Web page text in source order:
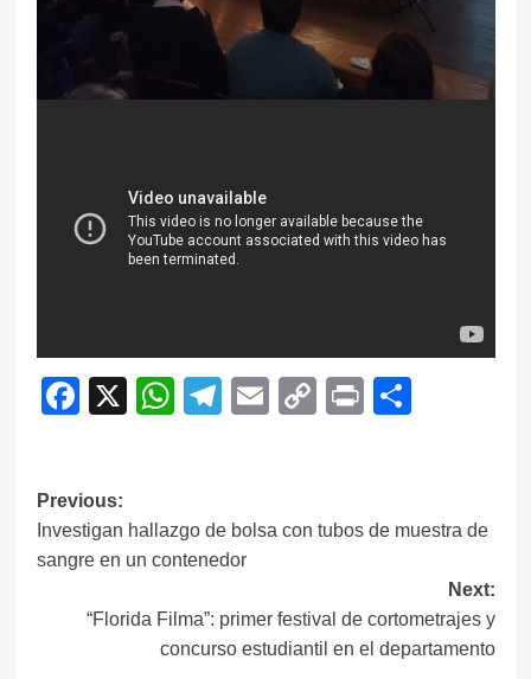
Facebook
X WhatsApp
Telegram
EmailCopy
Print
Navegación
de
entradas
Previous:
Investigan hallazgo de bolsa con tubos de muestra de
sangre en un contenedor
Next:
“Florida Filma”: primer festival de cortometrajes y
concurso estudiantil en el departamento